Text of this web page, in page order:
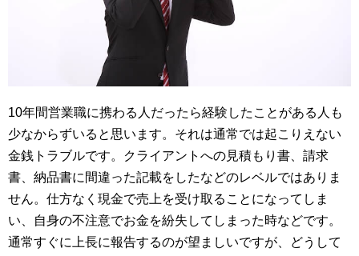
10年間営業職に携わる人だったら経験したことがある人も
少なからずいると思います。それは通常では起こりえない
金銭トラブルです。クライアントへの見積もり書、請求
書、納品書に間違った記載をしたなどのレベルではありま
せん。仕方なく現金で売上を受け取ることになってしま
い、自身の不注意でお金を紛失してしまった時などです。
通常すぐに上長に報告するのが望ましいですが、どうして